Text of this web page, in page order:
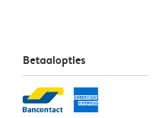
Betaalopties